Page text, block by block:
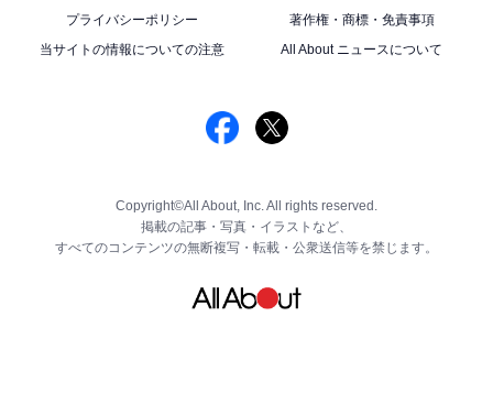
プライバシーポリシー
著作権・商標・免責事項
当サイトの情報についての注意
All About ニュースについて
Copyright©All About, Inc. All rights reserved.
掲載の記事・写真・イラストなど、
すべてのコンテンツの無断複写・転載・公衆送信等を禁じます。